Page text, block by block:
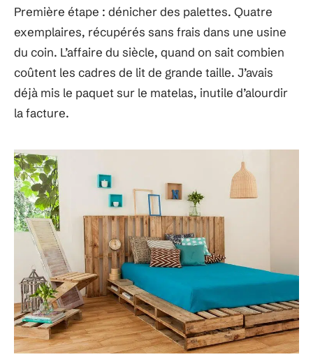
Première étape : dénicher des palettes. Quatre
exemplaires, récupérés sans frais dans une usine
du coin. L’affaire du siècle, quand on sait combien
coûtent les cadres de lit de grande taille. J’avais
déjà mis le paquet sur le matelas, inutile d’alourdir
la facture.